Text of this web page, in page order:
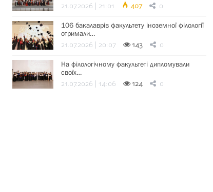
21.07.2026 | 21:01 407 0
106 бакалаврів факультету іноземної філології
отримали…
21.07.2026 | 20:07 143 0
На філологічному факультеті дипломували
своїх…
21.07.2026 | 14:06 124 0